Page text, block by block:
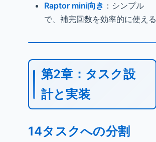
Raptor mini向き ：シンプル
で、補完回数を効率的に使える
第2章：タスク設
計と実装
14タスクへの分割